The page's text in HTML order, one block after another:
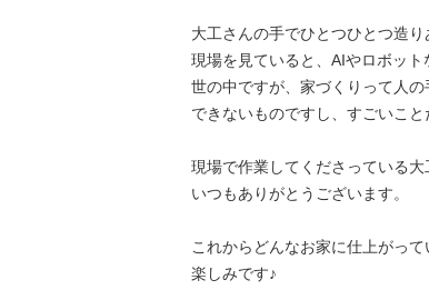
大工さんの手でひとつひとつ造り
現場を見ていると、AIやロボット
世の中ですが、家づくりって人の
できないものですし、すごいこと
現場で作業してくださっている
いつもありがとうございます。
これからどんなお家に仕上がっ
楽しみです♪